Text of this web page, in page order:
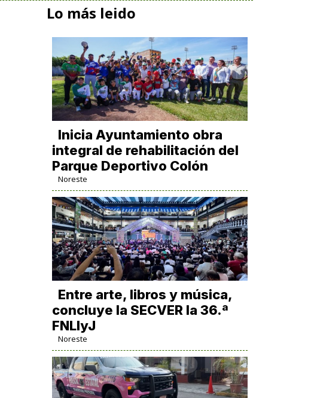
Lo más leido
Inicia Ayuntamiento obra
integral de rehabilitación del
Parque Deportivo Colón
Noreste
Entre arte, libros y música,
concluye la SECVER la 36.ª
FNLIyJ
Noreste